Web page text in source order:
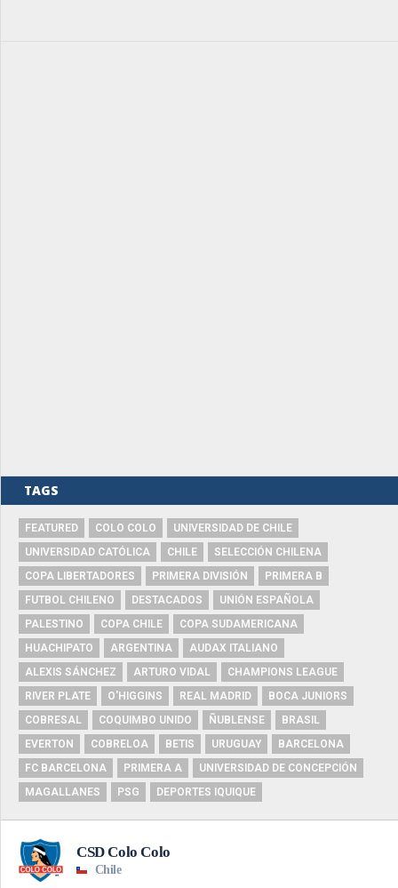
TAGS
FEATURED COLO COLO
UNIVERSIDAD DE CHILE
UNIVERSIDAD CATÓLICA
CHILE
SELECCIÓN CHILENA
COPA LIBERTADORES
PRIMERA DIVISIÓN
PRIMERA B
FUTBOL CHILENO
DESTACADOS
UNIÓN ESPAÑOLA
PALESTINO
COPA CHILE
COPA SUDAMERICANA
HUACHIPATO
ARGENTINA
AUDAX ITALIANO
ALEXIS SÁNCHEZ
ARTURO VIDAL
CHAMPIONS LEAGUE
RIVER PLATE
O'HIGGINS REAL MADRID
BOCA JUNIORS
COBRESAL
COQUIMBO UNIDO ÑUBLENSE
BRASIL
EVERTON
COBRELOA BETIS URUGUAY
BARCELONA
FC BARCELONA
PRIMERA A
UNIVERSIDAD DE CONCEPCIÓN
MAGALLANES
PSG DEPORTES IQUIQUE